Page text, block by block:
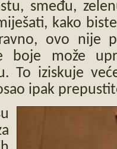
smeđu,
kako
ovo nije
boje može
To iziskuje
ipak